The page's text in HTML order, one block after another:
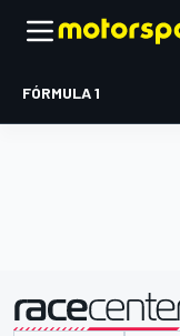
FÓRMULA 1